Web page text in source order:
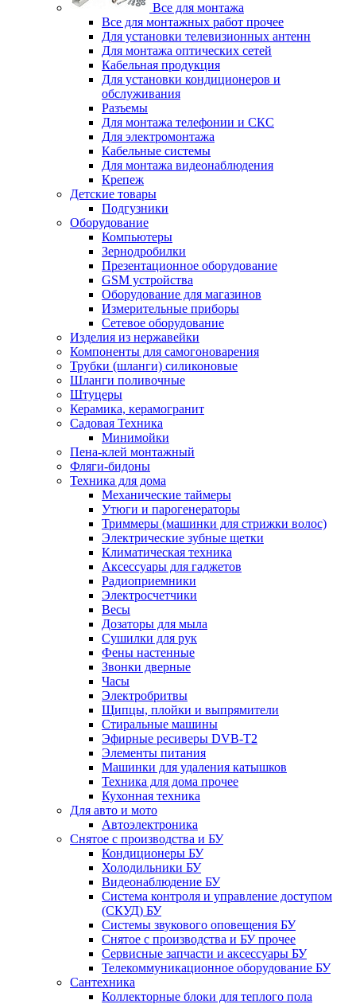
Все для монтажа
Все для монтажных работ прочее
Для установки телевизионных антенн
Для монтажа оптических сетей
Кабельная продукция
Для установки кондиционеров и
обслуживания
Разъемы
Для монтажа телефонии и СКС
Для электромонтажа
Кабельные системы
Для монтажа видеонаблюдения
Крепеж
Детские товары
Подгузники
Оборудование
Компьютеры
Зернодробилки
Презентационное оборудование
GSM устройства
Оборудование для магазинов
Измерительные приборы
Сетевое оборудование
Изделия из нержавейки
Компоненты для самогоноварения
Трубки (шланги) силиконовые
Шланги поливочные
Штуцеры
Керамика, керамогранит
Садовая Техника
Минимойки
Пена-клей монтажный
Фляги-бидоны
Техника для дома
Механические таймеры
Утюги и парогенераторы
Триммеры (машинки для стрижки волос)
Электрические зубные щетки
Климатическая техника
Аксессуары для гаджетов
Радиоприемники
Электросчетчики
Весы
Дозаторы для мыла
Сушилки для рук
Фены настенные
Звонки дверные
Часы
Электробритвы
Щипцы, плойки и выпрямители
Стиральные машины
Эфирные ресиверы DVB-T2
Элементы питания
Машинки для удаления катышков
Техника для дома прочее
Кухонная техника
Для авто и мото
Автоэлектроника
Снятое с производства и БУ
Кондиционеры БУ
Холодильники БУ
Видеонаблюдение БУ
Система контроля и управление доступом
(СКУД) БУ
Системы звукового оповещения БУ
Снятое с производства и БУ прочее
Сервисные запчасти и аксессуары БУ
Телекоммуникационное оборудование БУ
Сантехника
Коллекторные блоки для теплого пола